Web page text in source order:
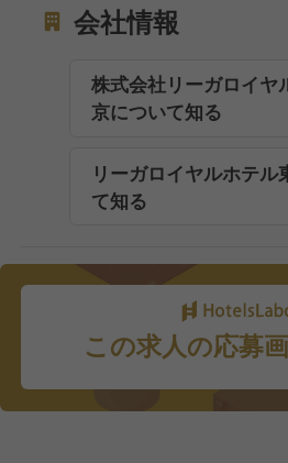
会社情報
株式会社リーガロイヤ
京について知る
リーガロイヤルホテル
て知る
この求人の応募